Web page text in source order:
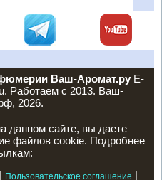
Ваш-Аромат.руE-
Работаем с 2013. Ваш-
2026.
данном сайте, вы даете
файлов cookie. Подробнее
Пользовательское соглашение